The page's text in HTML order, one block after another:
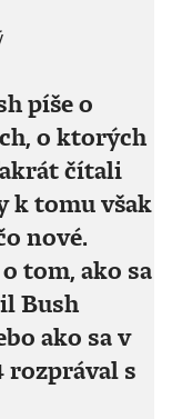
píše o
o ktorých
čítali
k tomu však
nové.
tom, ako sa
Bush
ako sa v
rozprával s